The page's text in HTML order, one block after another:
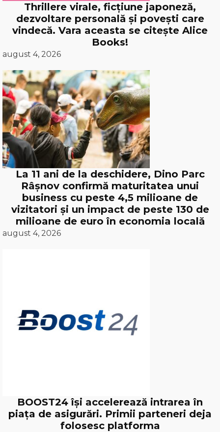
Thrillere virale, ficțiune japoneză,
dezvoltare personală și povești care
vindecă. Vara aceasta se citește Alice
Books!
august 4, 2026
La 11 ani de la deschidere, Dino Parc
Râșnov confirmă maturitatea unui
business cu peste 4,5 milioane de
vizitatori și un impact de peste 130 de
milioane de euro în economia locală
august 4, 2026
BOOST24 își accelerează intrarea în
piața de asigurări. Primii parteneri deja
folosesc platforma